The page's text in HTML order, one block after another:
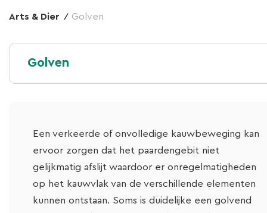
Arts & Dier Golven
Golven
Een verkeerde of onvolledige kauwbeweging kan
ervoor zorgen dat het paardengebit niet
gelijkmatig afslijt waardoor er onregelmatigheden
op het kauwvlak van de verschillende elementen
kunnen ontstaan. Soms is duidelijke een golvend